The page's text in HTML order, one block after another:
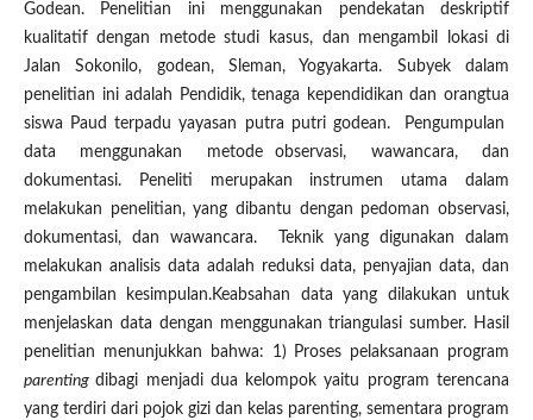
Godean. Penelitian ini menggunakan pendekatan deskriptif
kualitatif dengan metode studi kasus, dan mengambil lokasi di
Jalan Sokonilo, godean, Sleman, Yogyakarta. Subyek dalam
penelitian ini adalah Pendidik, tenaga kependidikan dan orangtua
siswa Paud terpadu yayasan putra putri godean. Pengumpulan
data menggunakan metode observasi, wawancara, dan
dokumentasi. Peneliti merupakan instrumen utama dalam
melakukan penelitian, yang dibantu dengan pedoman observasi,
dokumentasi, dan wawancara. Teknik yang digunakan dalam
melakukan analisis data adalah reduksi data, penyajian data, dan
pengambilan kesimpulan.Keabsahan data yang dilakukan untuk
menjelaskan data dengan menggunakan triangulasi sumber. Hasil
penelitian menunjukkan bahwa: 1) Proses pelaksanaan program
parentingdibagi menjadi dua kelompok yaitu program terencana
yang terdiri dari pojok gizi dan kelas parenting, sementara program